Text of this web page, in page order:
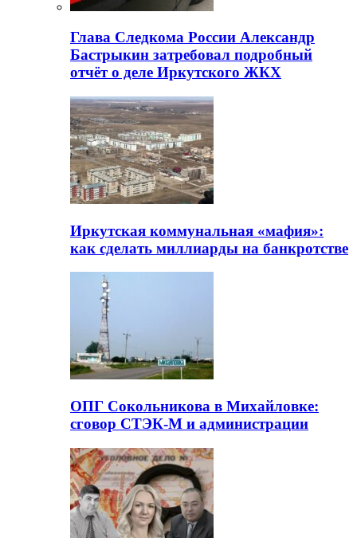
Глава Следкома России Александр
Бастрыкин затребовал подробный
отчёт о деле Иркутского ЖКХ
Иркутская коммунальная «мафия»:
как сделать миллиарды на банкротстве
ОПГ Сокольникова в Михайловке:
сговор СТЭК-М и администрации